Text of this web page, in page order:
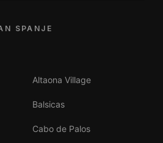
SPANJE
Altaona Village
Balsicas
Cabo de Palos